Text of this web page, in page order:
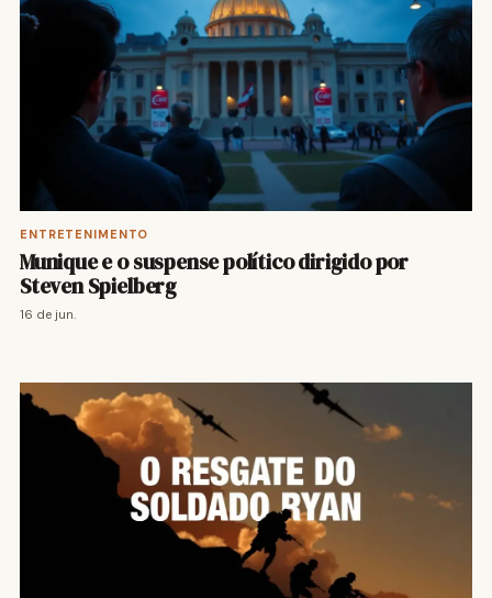
ENTRETENIMENTO
Munique e o suspense político dirigido por
Steven Spielberg
16 de jun.